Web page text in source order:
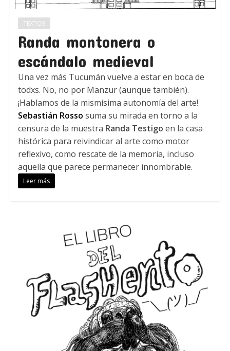
TEXTOS
Randa montonera o
escándalo medieval
Una vez más Tucumán vuelve a estar en boca de
todxs. No, no por Manzur (aunque también).
¡Hablamos de la mismísima autonomía del arte!
Sebastián Rosso suma su mirada en torno a la
censura de la muestra Randa Testigo en la casa
histórica para reivindicar al arte como motor
reflexivo, como rescate de la memoria, incluso
aquella que parece permanecer innombrable.
Leer más